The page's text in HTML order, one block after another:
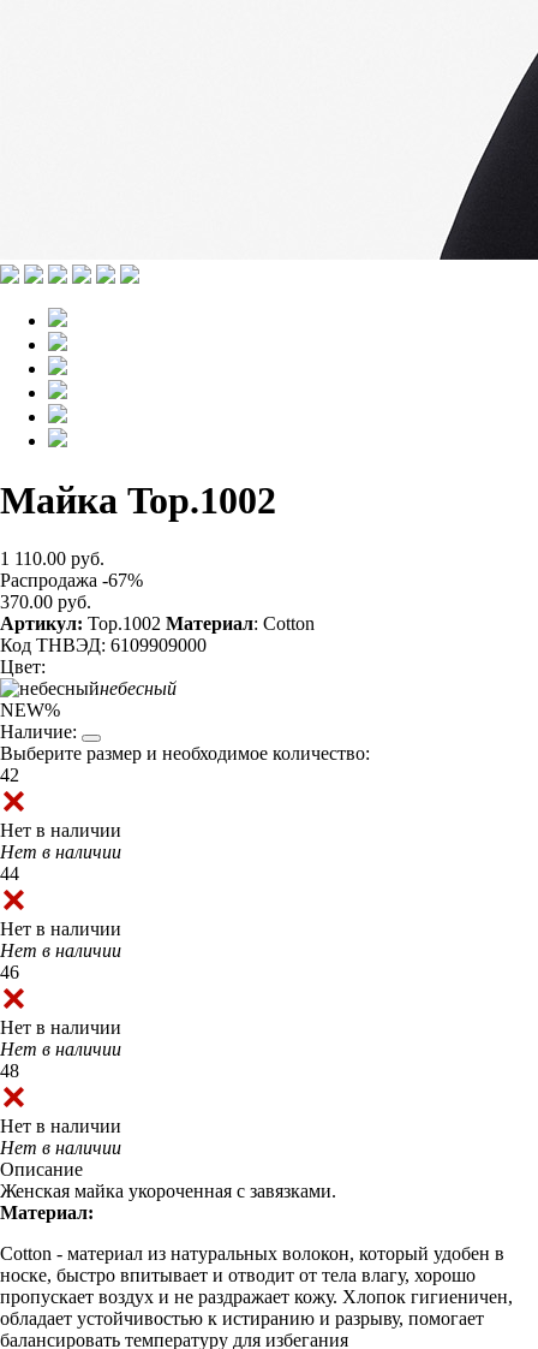
Майка Top.1002
1 110.00 руб.
Распродажа -67%
370.00 руб.
Артикул: Top.1002 Материал: Cotton
Код ТНВЭД: 6109909000
Цвет:
небесный
NEW%
Наличие:
Выберите размер и необходимое количество:
42
Нет в наличии
Нет в наличии
44
Нет в наличии
Нет в наличии
46
Нет в наличии
Нет в наличии
48
Нет в наличии
Нет в наличии
Описание
Женская майка укороченная с завязками.
Материал:
Cotton - материал из натуральных волокон, который удобен в
носке, быстро впитывает и отводит от тела влагу, хорошо
пропускает воздух и не раздражает кожу. Хлопок гигиеничен,
обладает устойчивостью к истиранию и разрыву, помогает
балансировать температуру для избегания